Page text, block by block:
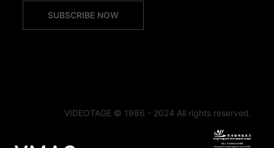
SUBSCRIBE NOW
VIDEOTAGE © 1986 - 2024 All rights reserved.